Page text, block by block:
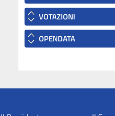
VOTAZIONI
OPENDATA